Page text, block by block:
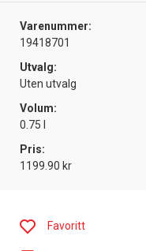
Varenummer:
19418701
Utvalg:
Uten utvalg
Volum:
0.75 l
Pris:
1199.90 kr
Favoritt